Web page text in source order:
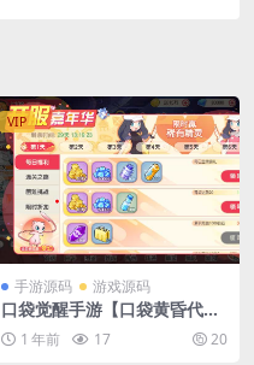
VIP
手游源码 游戏源码
口袋觉醒手游【口袋黄昏代金
券内购多区跨服版】最新整理
单机一键即玩镜像端+Linux手
1 年前 17 20